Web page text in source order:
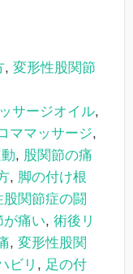
, 変形性股関節
サージオイル,
ママッサージ,
, 股関節の痛
, 脚の付け根
股関節症の闘
が痛い, 術後リ
, 変形性股関
ビリ , 足の付